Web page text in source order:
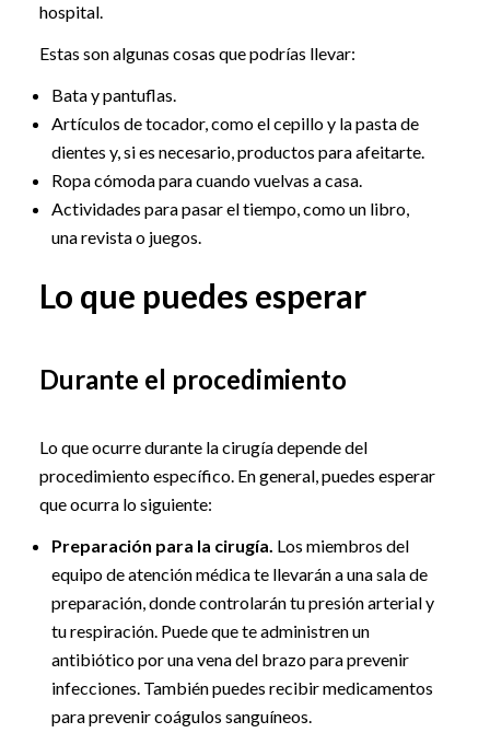
hospital.
Estas son algunas cosas que podrías llevar:
Bata y pantuflas.
Artículos de tocador, como el cepillo y la pasta de
dientes y, si es necesario, productos para afeitarte.
Ropa cómoda para cuando vuelvas a casa.
Actividades para pasar el tiempo, como un libro,
una revista o juegos.
Lo que puedes esperar
Durante el procedimiento
Lo que ocurre durante la cirugía depende del
procedimiento específico. En general, puedes esperar
que ocurra lo siguiente:
Preparación para la cirugía. Los miembros del
equipo de atención médica te llevarán a una sala de
preparación, donde controlarán tu presión arterial y
tu respiración. Puede que te administren un
antibiótico por una vena del brazo para prevenir
infecciones. También puedes recibir medicamentos
para prevenir coágulos sanguíneos.